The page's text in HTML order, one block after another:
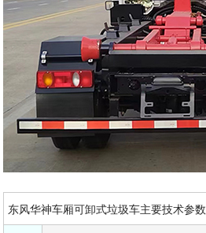
东风华神车厢可卸式垃圾车主要技术参数